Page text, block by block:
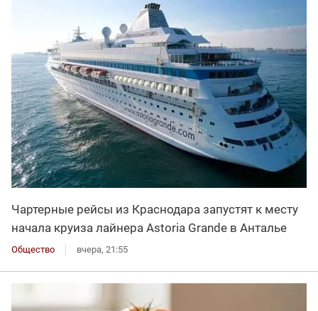
Чартерные рейсы из Краснодара запустят к месту
начала круиза лайнера Astoria Grande в Анталье
Общество вчера, 21:55